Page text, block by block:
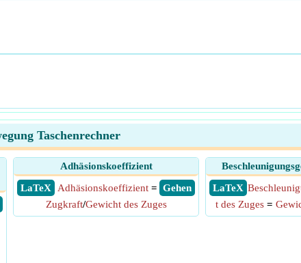
Taschenrechner
Adhäsionskoeffizient
​ LaTeX
​ Gehen
Adhäsionskoeffizient=
Zugkraft/Gewicht des Zuges
​ LaTeX
t des Zuges=